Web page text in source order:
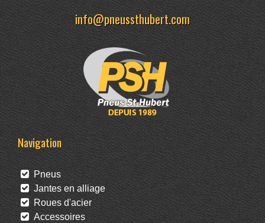
info@pneussthubert.com
Navigation
Pneus
Jantes en alliage
Roues d'acier
Accessoires